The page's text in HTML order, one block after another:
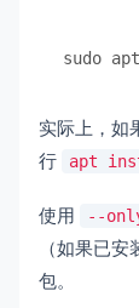
sudo
实际上，如
行
apt
使用 --
（如果已
包。